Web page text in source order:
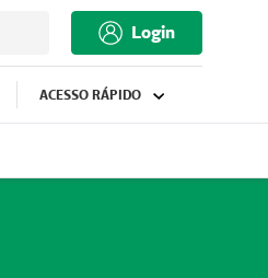
Login
ACESSO RÁPIDO